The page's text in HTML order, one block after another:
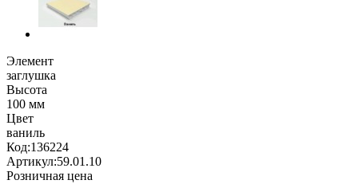
Элемент
заглушка
Высота
100 мм
Цвет
ваниль
Код:136224
Артикул:59.01.10
Розничная цена